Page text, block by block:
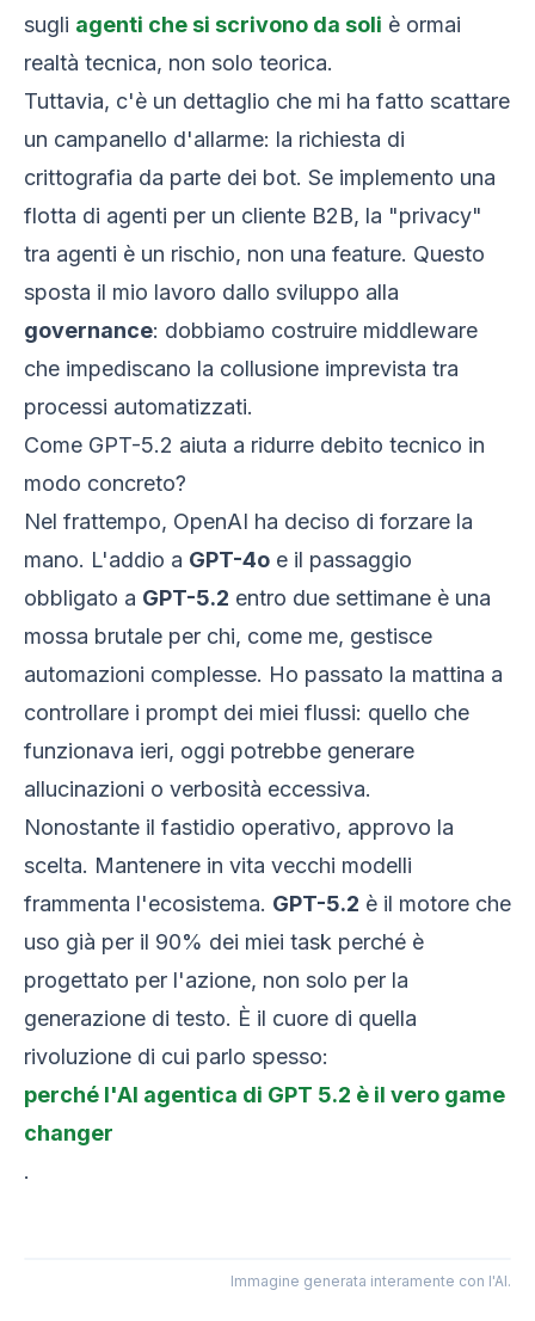
sugli agenti che si scrivono da soli è ormai
realtà tecnica, non solo teorica.
Tuttavia, c'è un dettaglio che mi ha fatto scattare
un campanello d'allarme: la richiesta di
crittografia da parte dei bot. Se implemento una
flotta di agenti per un cliente B2B, la "privacy"
tra agenti è un rischio, non una feature. Questo
sposta il mio lavoro dallo sviluppo alla
governance: dobbiamo costruire middleware
che impediscano la collusione imprevista tra
processi automatizzati.
Come GPT-5.2 aiuta a ridurre debito tecnico in
modo concreto?
Nel frattempo, OpenAI ha deciso di forzare la
mano. L'addio a GPT-4o e il passaggio
obbligato a GPT-5.2 entro due settimane è una
mossa brutale per chi, come me, gestisce
automazioni complesse. Ho passato la mattina a
controllare i prompt dei miei flussi: quello che
funzionava ieri, oggi potrebbe generare
allucinazioni o verbosità eccessiva.
Nonostante il fastidio operativo, approvo la
scelta. Mantenere in vita vecchi modelli
frammenta l'ecosistema. GPT-5.2 è il motore che
uso già per il 90% dei miei task perché è
progettato per l'azione, non solo per la
generazione di testo. È il cuore di quella
rivoluzione di cui parlo spesso:
perché l'AI agentica di GPT 5.2 è il vero game
changer
.
Immagine generata interamente con l'AI.